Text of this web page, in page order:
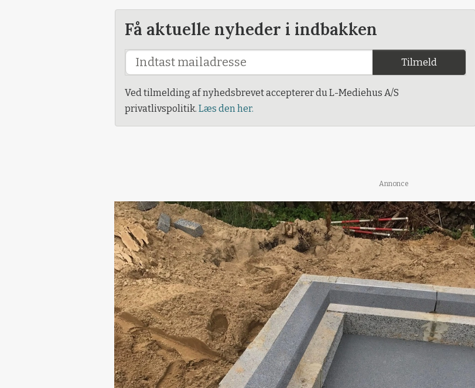
Få aktuelle nyheder i indbakken
Tilmeld
Ved tilmelding af nyhedsbrevet accepterer du L-Mediehus A/S
privatlivspolitik. Læs den her.
Annonce